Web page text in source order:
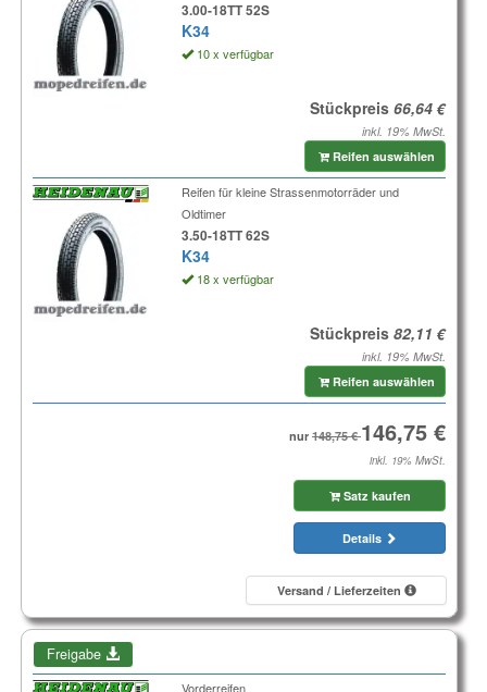
3.00-18TT 52S
K34
10 x verfügbar
Stückpreis
inkl. 19% MwSt.
Reifen auswählen
Reifen für kleine Strassenmotorräder und
Oldtimer
3.50-18TT 62S
K34
18 x verfügbar
Stückpreis
inkl. 19% MwSt.
Reifen auswählen
nur
inkl. 19% MwSt.
Satz kaufen
Details
Versand / Lieferzeiten
Freigabe
Vorderreifen